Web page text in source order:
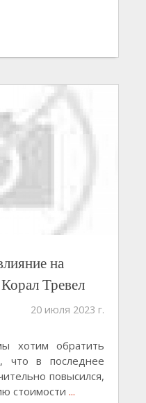
на
Тревел
20 июля 2023 г.
хотим обратить
что в последнее
повысился,
стоимости ...